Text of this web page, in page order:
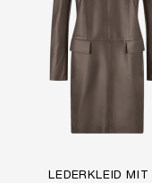
LEDERKLEID MIT